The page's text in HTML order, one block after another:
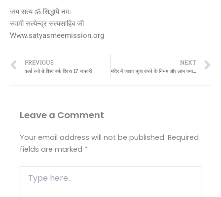
जय सत्य ॐ सिद्धायै नमः
स्वामी सत्येन्द्र सत्यसाहिब जी
Www.satyasmeemission.org
Prev
PREVIOUS
वर्ल्ड स्नो डे विश्व बर्फ दिवस 17 जनवरी
NEXT
मंदिर में जाकर पूजा करने के नियम और लाभ क्या है जाने
Leave a Comment
Your email address will not be published. Required
fields are marked *
here..